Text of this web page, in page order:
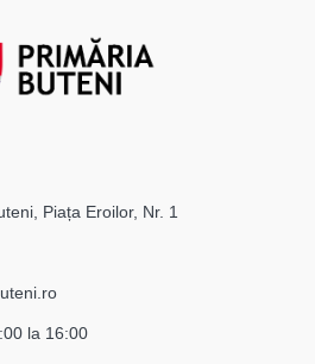
Piața Eroilor, Nr. 1
la 16:00